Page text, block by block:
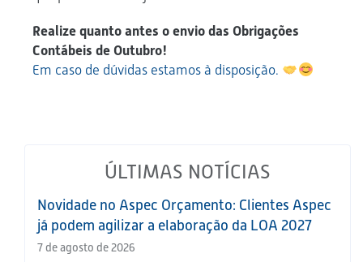
Realize quanto antes o envio das Obrigações
Contábeis de Outubro!
Em caso de dúvidas estamos à disposição.
ÚLTIMAS NOTÍCIAS
Novidade no Aspec Orçamento: Clientes Aspec
já podem agilizar a elaboração da LOA 2027
7 de agosto de 2026